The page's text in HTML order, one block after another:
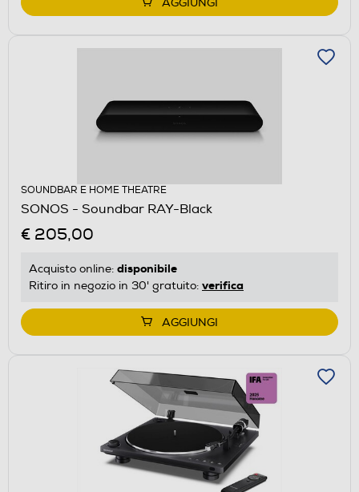
SOUNDBAR E HOME THEATRE
SONOS - Soundbar RAY-Black
€ 205,00
Acquisto online: disponibile
Ritiro in negozio in 30' gratuito: verifica
AGGIUNGI